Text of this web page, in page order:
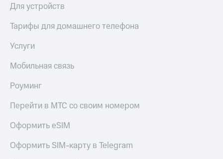
Для устройств
Тарифы для домашнего телефона
Услуги
Мобильная связь
Роуминг
Перейти в МТС со своим номером
Оформить eSIM
Оформить SIM-карту в Telegram